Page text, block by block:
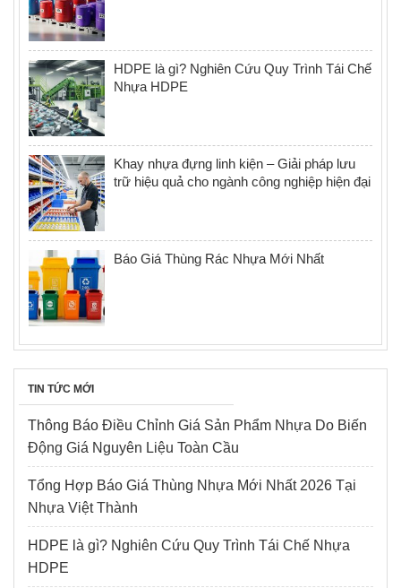
HDPE là gì? Nghiên Cứu Quy Trình Tái Chế
Nhựa HDPE
Khay nhựa đựng linh kiện – Giải pháp lưu
trữ hiệu quả cho ngành công nghiệp hiện đại
Báo Giá Thùng Rác Nhựa Mới Nhất
TIN TỨC MỚI
Thông Báo Điều Chỉnh Giá Sản Phẩm Nhựa Do Biến
Động Giá Nguyên Liệu Toàn Cầu
Tổng Hợp Báo Giá Thùng Nhựa Mới Nhất 2026 Tại
Nhựa Việt Thành
HDPE là gì? Nghiên Cứu Quy Trình Tái Chế Nhựa
HDPE